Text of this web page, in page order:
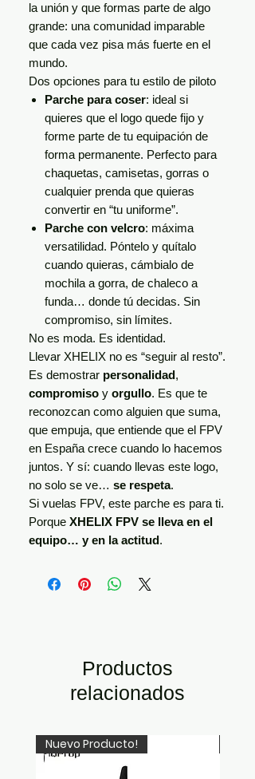
la unión y que formas parte de algo
grande: una comunidad imparable
que cada vez pisa más fuerte en el
mundo.
Dos opciones para tu estilo de piloto
Parche para coser: ideal si
quieres que el logo quede fijo y
forme parte de tu equipación de
forma permanente. Perfecto para
chaquetas, camisetas, gorras o
cualquier prenda que quieras
convertir en “tu uniforme”.
Parche con velcro: máxima
versatilidad. Póntelo y quítalo
cuando quieras, cámbialo de
mochila a gorra, de chaleco a
funda… donde tú decidas. Sin
compromiso, sin límites.
No es moda. Es identidad.
Llevar XHELIX no es “seguir al resto”.
Es demostrar personalidad,
compromiso y orgullo. Es que te
reconozcan como alguien que suma,
que empuja, que entiende que el FPV
en España crece cuando lo hacemos
juntos. Y sí: cuando llevas este logo,
no solo se ve… se respeta.
Si vuelas FPV, este parche es para ti.
Porque XHELIX FPV se lleva en el
equipo… y en la actitud.
Productos
relacionados
Nuevo Producto!